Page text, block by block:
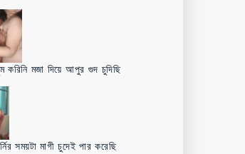
মজা দিয়ে আপুর গুদ চুদিছি
সময়টা মাগী চুদেই পার করেছি